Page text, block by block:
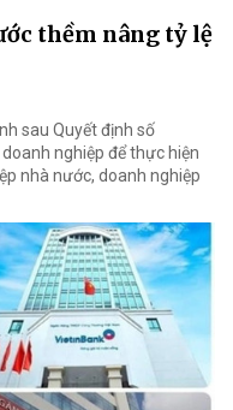
thềm nâng tỷ lệ
sau Quyết định số
nghiệp để thực hiện
nhà nước, doanh nghiệp